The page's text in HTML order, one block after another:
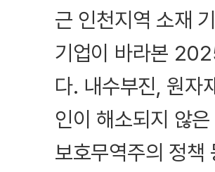
근 인천지역 소재
기업이 바라본
다. 내수부진, 원자
인이 해소되지 않
보호무역주의 정책